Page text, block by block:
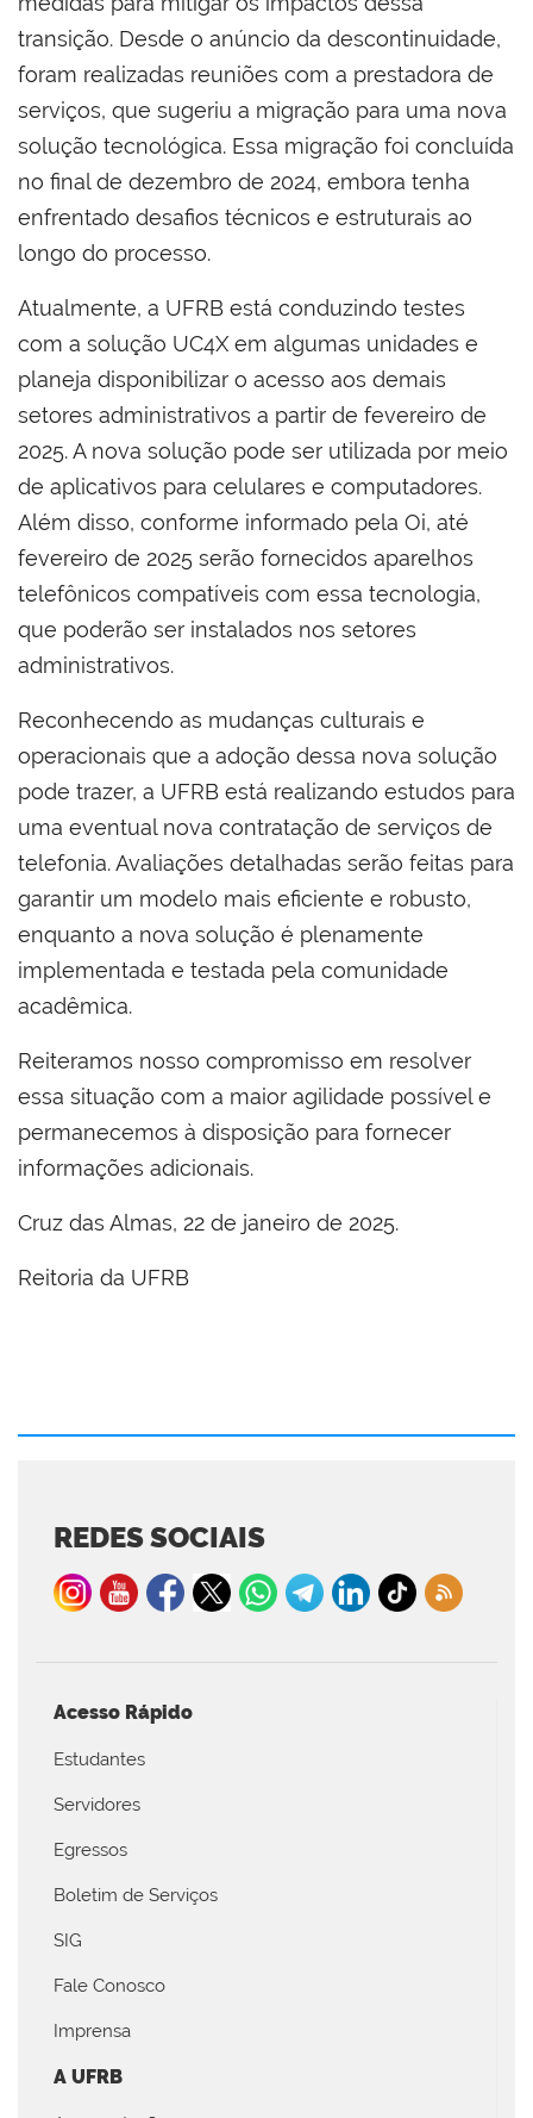
transição. Desde o anúncio da descontinuidade,
foram realizadas reuniões com a prestadora de
serviços, que sugeriu a migração para uma nova
solução tecnológica. Essa migração foi concluída
no final de dezembro de 2024, embora tenha
enfrentado desafios técnicos e estruturais ao
longo do processo.
Atualmente, a UFRB está conduzindo testes
com a solução UC4X em algumas unidades e
planeja disponibilizar o acesso aos demais
setores administrativos a partir de fevereiro de
2025. A nova solução pode ser utilizada por meio
de aplicativos para celulares e computadores.
Além disso, conforme informado pela Oi, até
fevereiro de 2025 serão fornecidos aparelhos
telefônicos compatíveis com essa tecnologia,
que poderão ser instalados nos setores
administrativos.
Reconhecendo as mudanças culturais e
operacionais que a adoção dessa nova solução
pode trazer, a UFRB está realizando estudos para
uma eventual nova contratação de serviços de
telefonia. Avaliações detalhadas serão feitas para
garantir um modelo mais eficiente e robusto,
enquanto a nova solução é plenamente
implementada e testada pela comunidade
acadêmica.
Reiteramos nosso compromisso em resolver
essa situação com a maior agilidade possível e
permanecemos à disposição para fornecer
informações adicionais.
Cruz das Almas, 22 de janeiro de 2025.
Reitoria da UFRB
REDES SOCIAIS
Acesso Rápido
Estudantes
Servidores
Egressos
Boletim de Serviços
SIG
Fale Conosco
Imprensa
A UFRB